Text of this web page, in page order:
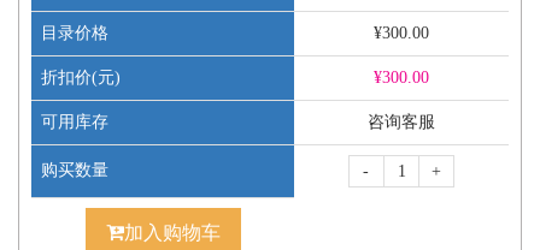
目录价格 ¥300.00
折扣价(元) ¥300.00
可用库存 咨询客服
购买数量 - +
加入购物车